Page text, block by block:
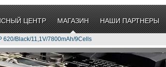
ЦЕНТР МАГАЗИН НАШИ ПАРТНЕРЫ
620/Black/11,1V/7800mAh/9Cells